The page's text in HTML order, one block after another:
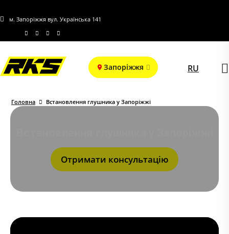
м. Запоріжжя вул. Українська 141
Запоріжжя RU
Головна Встановлення глушника у Запоріжжі
Отримати консультацію